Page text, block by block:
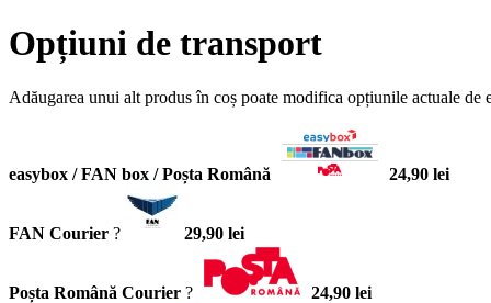
Opțiuni de transport
Adăugarea unui alt produs în coș poate modifica opțiunile actuale de
easybox / FAN box / Poșta Română 24,90 lei
FAN Courier ? 29,90 lei
Poșta Română Courier ? 24,90 lei